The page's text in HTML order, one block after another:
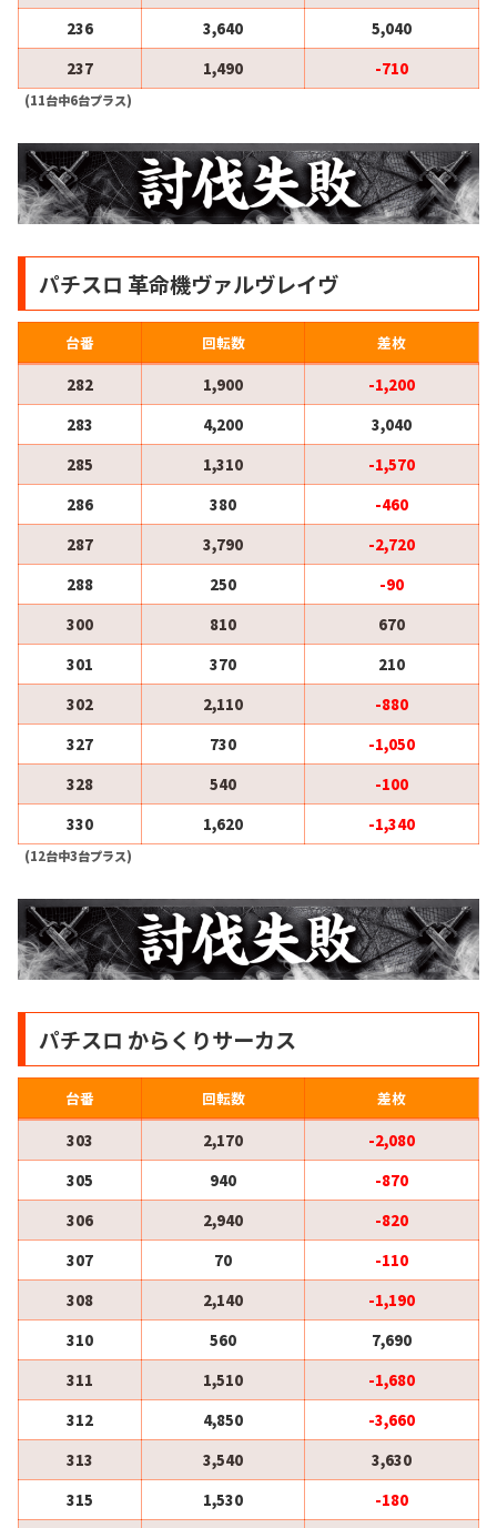
236
3,640
5,040
237
1,490 -710
(11台中6台プラス)
パチスロ 革命機ヴァルヴレイヴ
台番 回転数
差枚
282
1,900
-1,200
283
4,200
3,040
285
1,310
-1,570
286
380
-460
287
3,790
-2,720
288
250
-90
300
810
670
301
370
210
302
2,110
-880
327
730
-1,050
328
540
-100
330
1,620 -1,340
(12台中3台プラス)
パチスロ からくりサーカス
台番 回転数
差枚
303
2,170
-2,080
305
940
-870
306
2,940
-820
307
70
-110
308
2,140
-1,190
310
560
7,690
311
1,510
-1,680
312
4,850
-3,660
313
3,540
3,630
315
1,530 -180